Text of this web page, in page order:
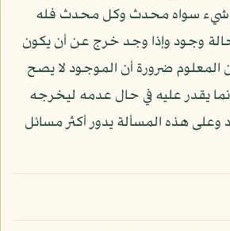
سواه محدث وكل محدث فله
وجود وإذا وجد خرج عن أن يكون
المعلوم ضرورة أن الموجود لا يصح
يقدر عليه في حال عدمه ليخرجه
وعلى هذه المسألة يدور أكثر مسائل